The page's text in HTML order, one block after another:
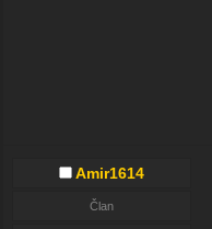
Amir1614
Član